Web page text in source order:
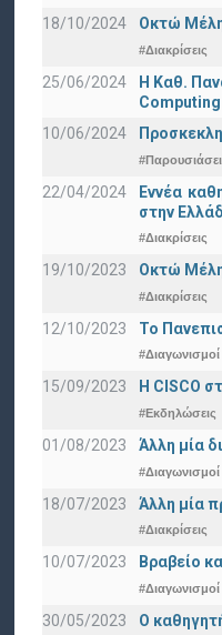
18/10/2024 Οκτώ
#Διακρίσεις
25/06/2024
Η Καθ.
Computing
10/06/2024
22/04/2024
Εννέα
στην
#Διακρίσεις
19/10/2023 Οκτώ
#Διακρίσεις
12/10/2023 Το
#Διαγωνισμοί
15/09/2023 Η CISCO
#Εκδηλώσεις
01/08/2023 Άλλη μία
#Διαγωνισμοί
18/07/2023 Άλλη μία
#Διακρίσεις
10/07/2023 Βραβείο
#Διαγωνισμοί
30/05/2023 Ο